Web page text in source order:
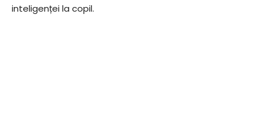
inteligenței la copil.